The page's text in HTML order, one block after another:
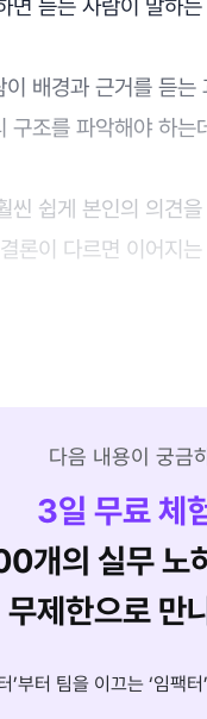
면 듣는 사람이 말하
배경과 근거를 듣
구조를 파악해야 하
씬 쉽게 본인의 의견
론이 다르면 이어지
다음 내용이 궁금
3일 무료 체
개의 실무 노
무제한으로 만
’부터 팀을 이끄는 ‘임팩